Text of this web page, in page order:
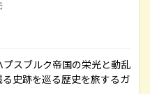
プスブルク帝国の栄光と動乱
史跡を巡る歴史を旅するガ